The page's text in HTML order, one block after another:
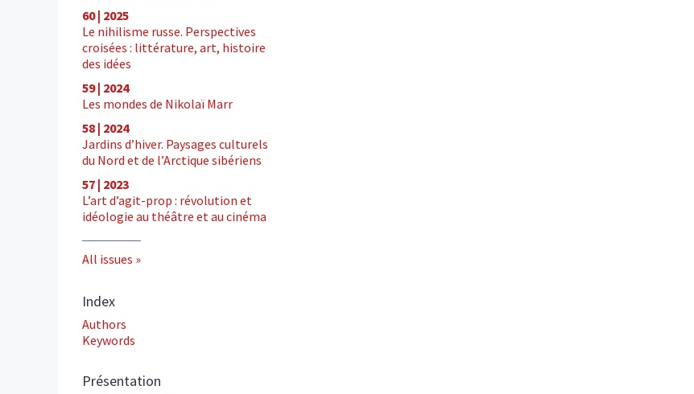
60 | 2025
Le nihilisme russe. Perspectives
croisées : littérature, art, histoire
des idées
59 | 2024
Les mondes de Nikolaï Marr
58 | 2024
Jardins d’hiver. Paysages culturels
du Nord et de l’Arctique sibériens
57 | 2023
L’art d’agit-prop : révolution et
idéologie au théâtre et au cinéma
All issues
Index
Authors
Keywords
Présentation